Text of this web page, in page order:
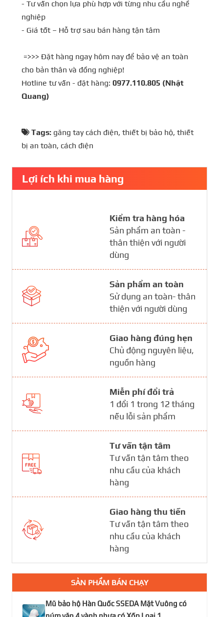
- Tư vấn chọn lựa phù hợp với từng nhu cầu nghề
nghiệp
- Giá tốt – Hỗ trợ sau bán hàng tận tâm
=>>> Đặt hàng ngay hôm nay để bảo vệ an toàn
cho bản thân và đồng nghiệp!
Hotline tư vấn - đặt hàng: 0977.110.805 (Nhật
Quang)
Tags: găng tay cách điện, thiết bị bảo hộ, thiết
bị an toàn, cách điện
Lợi ích khi mua hàng
Kiểm tra hàng hóa
Sản phẩm an toàn -
thân thiện với người
dùng
Sản phẩm an toàn
Sử dụng an toàn- thân
thiện với người dùng
Giao hàng đúng hẹn
Chủ động nguyên liệu,
nguồn hàng
Miễn phí đổi trả
1 đổi 1 trong 12 tháng
nếu lỗi sản phẩm
Tư vấn tận tâm
Tư vấn tận tâm theo
nhu cầu của khách
hàng
Giao hàng thu tiền
Tư vấn tận tâm theo
nhu cầu của khách
hàng
SẢN PHẨM BÁN CHẠY
Mũ bảo hộ Hàn Quốc SSEDA Mặt Vuông có